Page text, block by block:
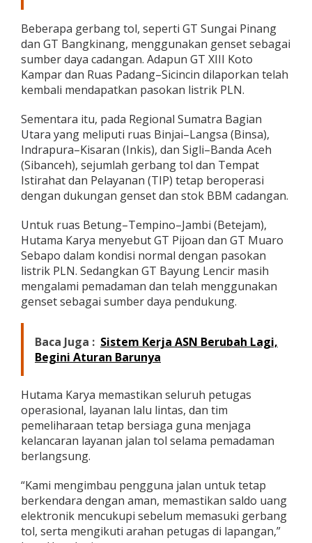
Beberapa gerbang tol, seperti GT Sungai Pinang
dan GT Bangkinang, menggunakan genset sebagai
sumber daya cadangan. Adapun GT XIII Koto
Kampar dan Ruas Padang–Sicincin dilaporkan telah
kembali mendapatkan pasokan listrik PLN.
Sementara itu, pada Regional Sumatra Bagian
Utara yang meliputi ruas Binjai–Langsa (Binsa),
Indrapura–Kisaran (Inkis), dan Sigli–Banda Aceh
(Sibanceh), sejumlah gerbang tol dan Tempat
Istirahat dan Pelayanan (TIP) tetap beroperasi
dengan dukungan genset dan stok BBM cadangan.
Untuk ruas Betung–Tempino–Jambi (Betejam),
Hutama Karya menyebut GT Pijoan dan GT Muaro
Sebapo dalam kondisi normal dengan pasokan
listrik PLN. Sedangkan GT Bayung Lencir masih
mengalami pemadaman dan telah menggunakan
genset sebagai sumber daya pendukung.
Baca Juga : Sistem Kerja ASN Berubah Lagi,
Begini Aturan Barunya
Hutama Karya memastikan seluruh petugas
operasional, layanan lalu lintas, dan tim
pemeliharaan tetap bersiaga guna menjaga
kelancaran layanan jalan tol selama pemadaman
berlangsung.
“Kami mengimbau pengguna jalan untuk tetap
berkendara dengan aman, memastikan saldo uang
elektronik mencukupi sebelum memasuki gerbang
tol, serta mengikuti arahan petugas di lapangan,”